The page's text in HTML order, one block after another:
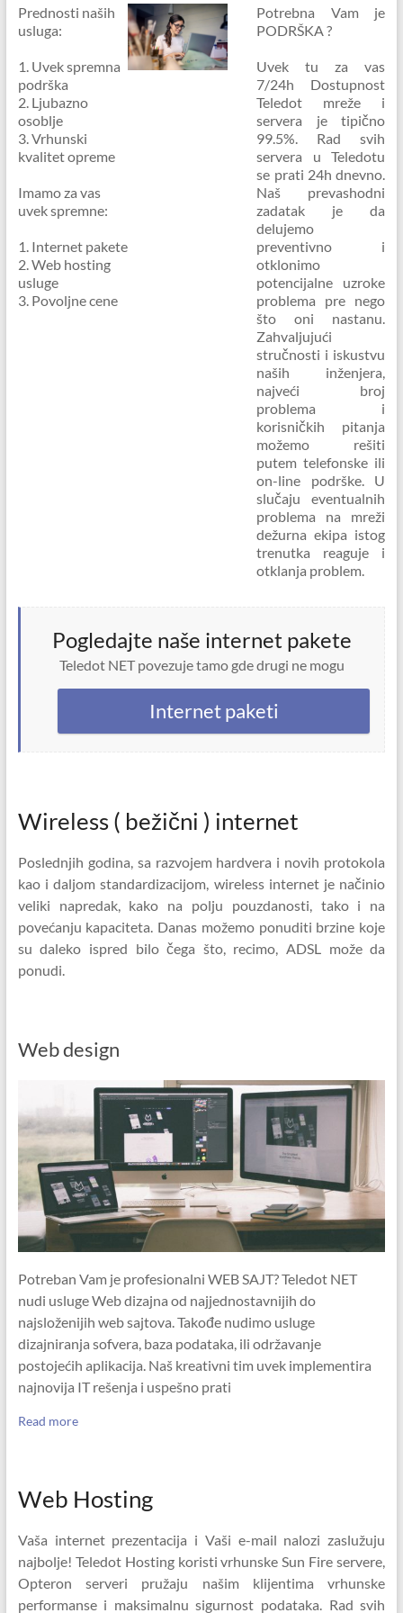
–
vaš
&
web
hosting
provajder
Prednosti naših
usluga:
1. Uvek spremna
podrška
2. Ljubazno
osoblje
3. Vrhunski
kvalitet opreme
Imamo za vas
uvek spremne:
1. Internet pakete
2. Web hosting
usluge
3. Povoljne cene
Potrebna Vam je
PODRŠKA ?
Uvek tu za vas
7/24h Dostupnost
Teledot mreže i
servera je tipično
99.5%. Rad svih
servera u Teledotu
se prati 24h dnevno.
Naš prevashodni
zadatak je da
delujemo
preventivno i
otklonimo
potencijalne uzroke
problema pre nego
što oni nastanu.
Zahvaljujući
stručnosti i iskustvu
naših inženjera,
najveći broj
problema i
korisničkih pitanja
možemo rešiti
putem telefonske ili
on-line podrške. U
slučaju eventualnih
problema na mreži
dežurna ekipa istog
trenutka reaguje i
otklanja problem.
Pogledajte naše internet pakete
Teledot NET povezuje tamo gde drugi ne mogu
Internet paketi
Wireless ( bežični ) internet
Poslednjih godina, sa razvojem hardvera i novih protokola
kao i daljom standardizacijom, wireless internet je načinio
veliki napredak, kako na polju pouzdanosti, tako i na
povećanju kapaciteta. Danas možemo ponuditi brzine koje
su daleko ispred bilo čega što, recimo, ADSL može da
ponudi.
Web design
Potreban Vam je profesionalni WEB SAJT? Teledot NET
nudi usluge Web dizajna od najjednostavnijih do
najsloženijih web sajtova. Takođe nudimo usluge
dizajniranja sofvera, baza podataka, ili održavanje
postojećih aplikacija. Naš kreativni tim uvek implementira
najnovija IT rešenja i uspešno prati
Read more
Web Hosting
Vaša internet prezentacija i Vaši e-mail nalozi zaslužuju
najbolje! Teledot Hosting koristi vrhunske Sun Fire servere,
Opteron serveri pružaju našim klijentima vrhunske
performanse i maksimalnu sigurnost podataka. Rad svih